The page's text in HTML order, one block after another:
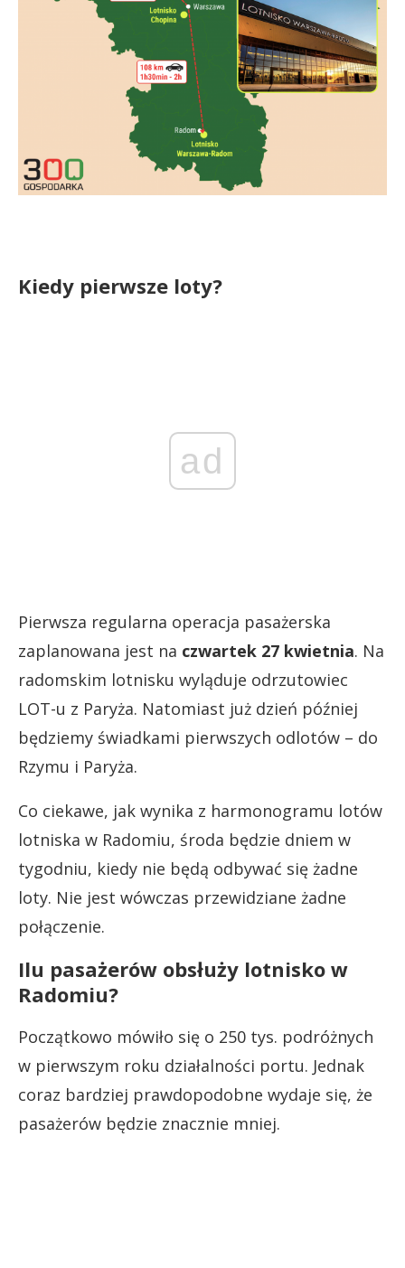
Kiedy pierwsze loty?
ad
Pierwsza regularna operacja pasażerska
zaplanowana jest na czwartek 27 kwietnia. Na
radomskim lotnisku wyląduje odrzutowiec
LOT-u z Paryża. Natomiast już dzień później
będziemy świadkami pierwszych odlotów – do
Rzymu i Paryża.
Co ciekawe, jak wynika z harmonogramu lotów
lotniska w Radomiu, środa będzie dniem w
tygodniu, kiedy nie będą odbywać się żadne
loty. Nie jest wówczas przewidziane żadne
połączenie.
Ilu pasażerów obsłuży lotnisko w
Radomiu?
Początkowo mówiło się o 250 tys. podróżnych
w pierwszym roku działalności portu. Jednak
coraz bardziej prawdopodobne wydaje się, że
pasażerów będzie znacznie mniej.